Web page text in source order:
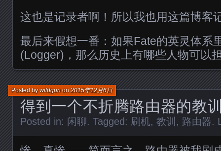
这也是记录者啊！所以我也用这篇博客
最后来假想一番：如果Fate的英灵体系
(Logger)，那么历史上有哪些人物可以
得到一个不折腾路由器的教
Posted bywildgunon2015年12月6日
Posted in: 闲聊. Tagged: 刷机, 教训 , 路由器.